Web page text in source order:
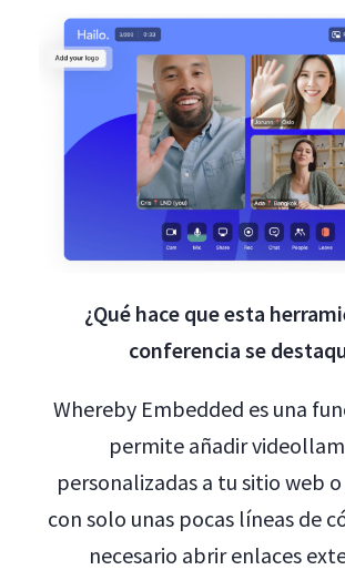
¿Qué hace que esta
conferencia se
Whereby Embedded es una
permite añadir
personalizadas a tu sitio web
con solo unas pocas líneas de
necesario abrir enlaces